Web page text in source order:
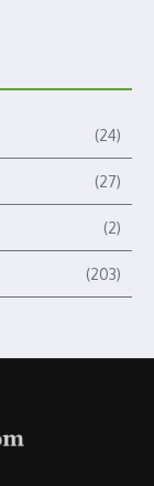
(24)
(27)
(2)
(203)